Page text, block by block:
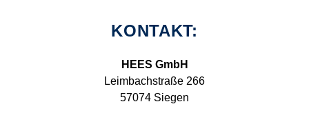
KONTAKT:
HEES GmbH
Leimbachstraße 266
57074 Siegen